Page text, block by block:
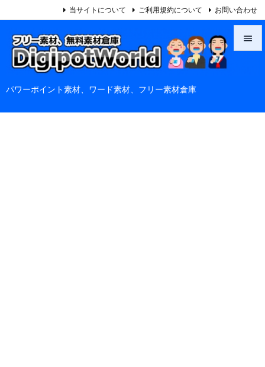
パワーポイント素材、ワード素材、フリー素材倉庫

当サイトについて ご利用規約について お問い合わせ